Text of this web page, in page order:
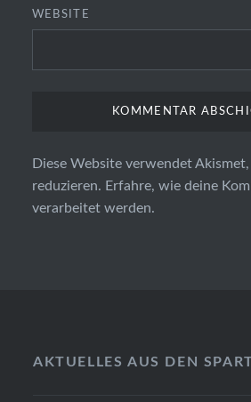
WEBSITE
Diese Website verwendet Akismet,
reduzieren. Erfahre, wie deine
verarbeitet werden.
AKTUELLES AUS DEN